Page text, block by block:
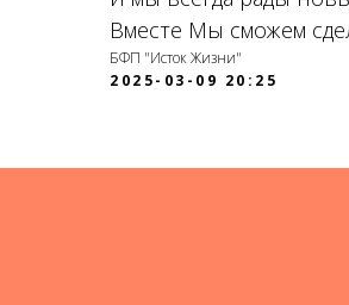
Вместе Мы сможем
БФП "Исток Жизни"
2025-03-09 20:25